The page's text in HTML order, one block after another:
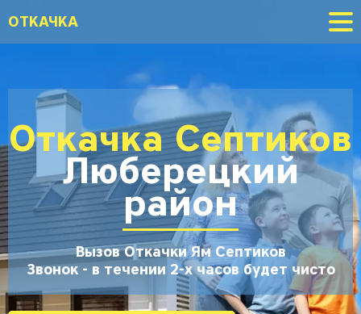
ОТКАЧКА
Откачка Септиков
Люберецкий
район
Вызов Откачки Ям Септиков
Звонок - в течении 2-х часов будет чисто